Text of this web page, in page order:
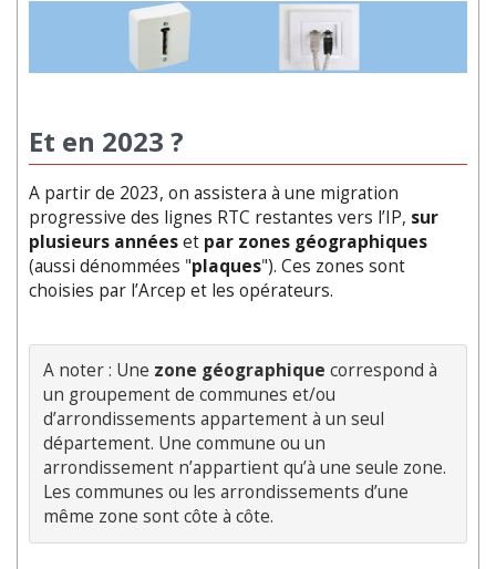
Et en 2023 ?
A partir de 2023, on assistera à une migration
progressive des lignes RTC restantes vers l’IP, sur
plusieurs annéeset par zones géographiques
(aussi dénommées "plaques"). Ces zones sont
choisies par l’Arcep et les opérateurs.
A noter : Une zone géographique correspond à
un groupement de communes et/ou
d’arrondissements appartement à un seul
département. Une commune ou un
arrondissement n’appartient qu’à une seule zone.
Les communes ou les arrondissements d’une
même zone sont côte à côte.